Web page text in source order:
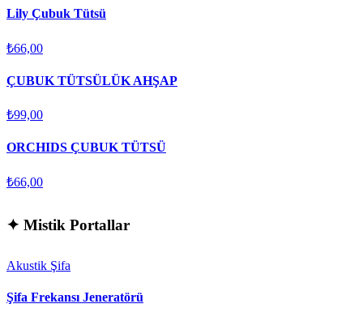
Lily Çubuk Tütsü
₺66,00
ÇUBUK TÜTSÜLÜK AHŞAP
₺99,00
ORCHIDS ÇUBUK TÜTSÜ
₺66,00
✦ Mistik Portallar
Akustik Şifa
Şifa Frekansı Jeneratörü